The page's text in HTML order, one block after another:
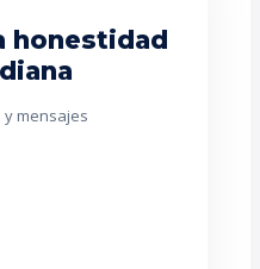
honestidad
mensajes